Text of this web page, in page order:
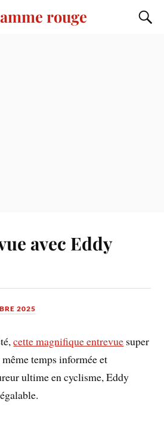
rouge
avec Eddy
2025
cette magnifique entrevue super
temps informée et
ultime en cyclisme, Eddy